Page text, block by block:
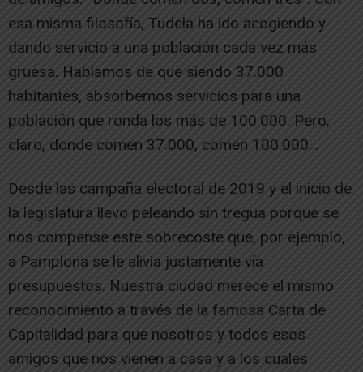
esa misma filosofía, Tudela ha ido acogiendo y
dando servicio a una población cada vez más
gruesa. Hablamos de que siendo 37.000
habitantes, absorbemos servicios para una
población que ronda los más de 100.000. Pero,
claro, donde comen 37.000, comen 100.000…
Desde las campaña electoral de 2019 y el inicio de
la legislatura llevo peleando sin tregua porque se
nos compense este sobrecoste que, por ejemplo,
a Pamplona se le alivia justamente vía
presupuestos. Nuestra ciudad merece el mismo
reconocimiento a través de la famosa Carta de
Capitalidad para que nosotros y todos esos
amigos que nos vienen a casa y a los cuales